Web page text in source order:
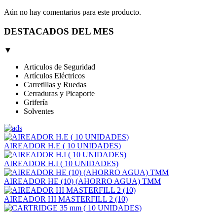
Aún no hay comentarios para este producto.
DESTACADOS DEL MES
▼
Articulos de Seguridad
Artículos Eléctricos
Carretillas y Ruedas
Cerraduras y Picaporte
Grifería
Solventes
AIREADOR H.E ( 10 UNIDADES)
AIREADOR H.I ( 10 UNIDADES)
AIREADOR HE (10) (AHORRO AGUA) TMM
AIREADOR HI MASTERFILL 2 (10)